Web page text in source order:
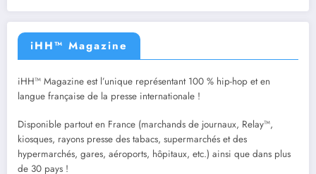
iHH™ Magazine
iHH™ Magazine est l’unique représentant 100 % hip-hop et en
langue française de la presse internationale !
Disponible partout en France (marchands de journaux, Relay™,
kiosques, rayons presse des tabacs, supermarchés et des
hypermarchés, gares, aéroports, hôpitaux, etc.) ainsi que dans plus
de 30 pays !